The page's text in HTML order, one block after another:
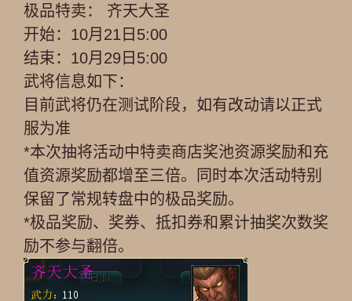
极品特卖： 齐天大圣
开始：10月21日5:00
结束：10月29日5:00
武将信息如下：
目前武将仍在测试阶段，如有改动请以正式
服为准
*本次抽将活动中特卖商店奖池资源奖励和充
值资源奖励都增至三倍。同时本次活动特别
保留了常规转盘中的极品奖励。
*极品奖励、奖券、抵扣券和累计抽奖次数奖
励不参与翻倍。